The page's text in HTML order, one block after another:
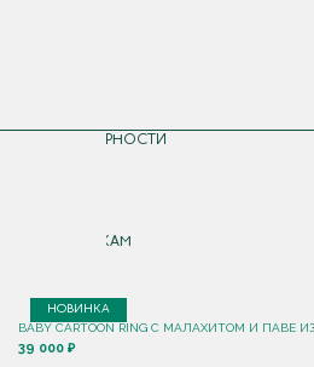
ПО ПОПУЛЯРНОСТИ
ПО НОВИНКАМ
НОВИНКА
BABY CARTOON RING С МАЛАХИТОМ И ПАВЕ
39 000 ₽